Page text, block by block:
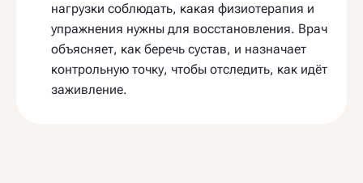
нагрузки соблюдать, какая физиотерапия и
упражнения нужны для восстановления. Врач
объясняет, как беречь сустав, и назначает
контрольную точку, чтобы отследить, как идёт
заживление.